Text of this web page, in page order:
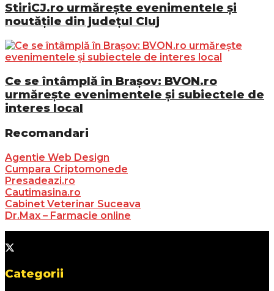
StiriCJ.ro urmărește evenimentele și
noutățile din județul Cluj
Ce se întâmplă în Brașov: BVON.ro
urmărește evenimentele și subiectele de
interes local
Recomandari
Agentie Web Design
Cumpara Criptomonede
Presadeazi.ro
Cautimasina.ro
Cabinet Veterinar Suceava
Dr.Max – Farmacie online
Categorii